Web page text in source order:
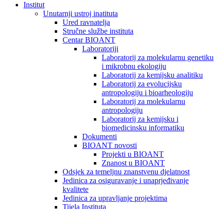
Institut
Unutarnji ustroj inatituta
Ured ravnatelja
Stručne službe instituta
Centar BIOANT
Laboratoriji
Laboratorij za molekularnu genetiku
i mikrobnu ekologiju
Laboratorij za kemijsku analitiku
Laboratorij za evolucijsku
antropologiju i bioarheologiju
Laboratorij za molekularnu
antropologiju
Laboratorij za kemijsku i
biomedicinsku informatiku
Dokumenti
BIOANT novosti
Projekti u BIOANT
Znanost u BIOANT
Odsjek za temeljnu znanstvenu djelatnost
Jedinica za osiguravanje i unaprjeđivanje
kvalitete
Jedinica za upravljanje projektima
Tijela Instituta